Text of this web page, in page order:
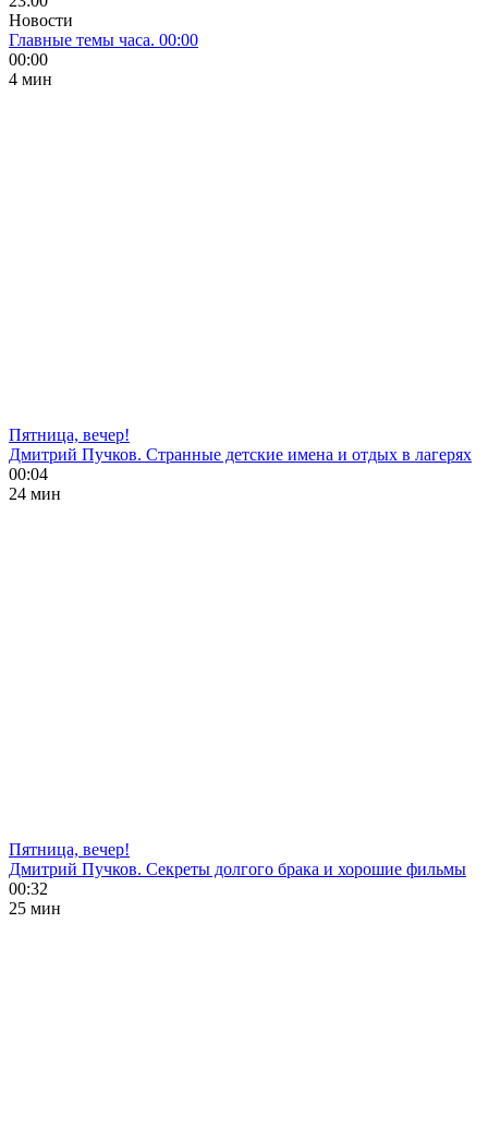
Новости
Главные темы часа. 00:00
00:00
4 мин
Пятница, вечер!
Дмитрий Пучков. Странные детские имена и отдых в лагерях
00:04
24 мин
Пятница, вечер!
Дмитрий Пучков. Секреты долгого брака и хорошие фильмы
00:32
25 мин